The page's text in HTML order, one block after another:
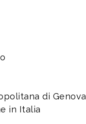
di Genova
in Italia